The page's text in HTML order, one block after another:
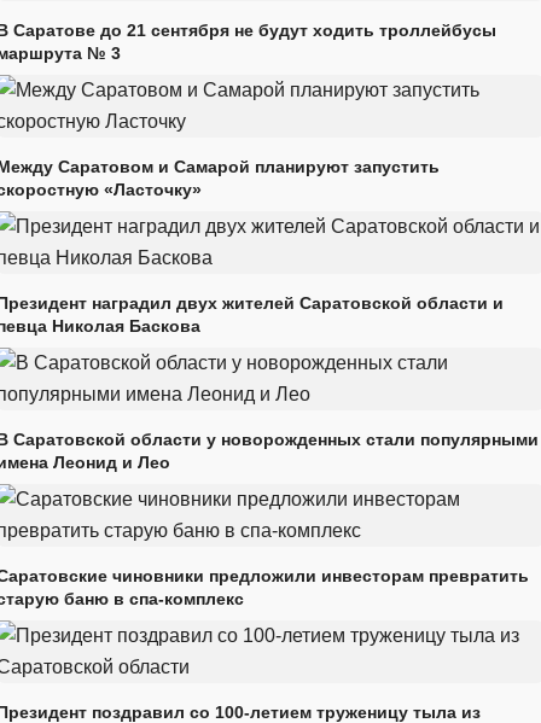
Саратове до 21 сентября не будут ходить троллейбусы
№ 3
Саратовом и Самарой планируют запустить
«Ласточку»
наградил двух жителей Саратовской области и
Николая Баскова
Саратовской области у новорожденных стали популярными
Леонид и Лео
чиновники предложили инвесторам превратить
баню в спа-комплекс
поздравил со 100-летием труженицу тыла из